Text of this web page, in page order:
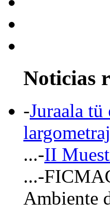
Noticias
-Juraala tü
...-II
...-
Ambiente